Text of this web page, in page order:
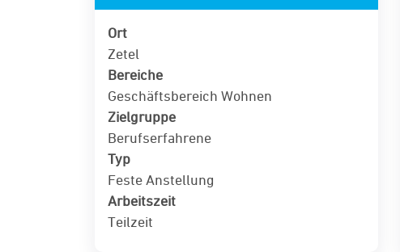
Ort
Zetel
Bereiche
Geschäftsbereich Wohnen
Zielgruppe
Berufserfahrene
Typ
Feste Anstellung
Arbeitszeit
Teilzeit